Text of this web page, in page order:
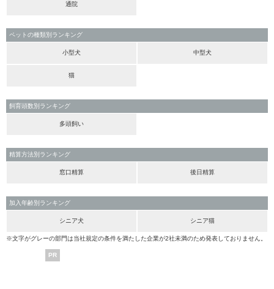
通院
ペットの種類別ランキング
小型犬 中型犬
猫
飼育頭数別ランキング
多頭飼い
精算方法別ランキング
窓口精算 後日精算
加入年齢別ランキング
シニア犬 シニア猫
※文字がグレーの部門は当社規定の条件を満たした企業が2社未満のため発表しておりません。
PR